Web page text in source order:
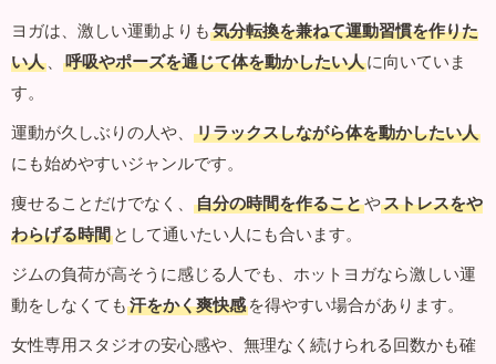
ヨガは、激しい運動よりも 気分転換を兼ねて運動習慣を作りた
い人 、 呼吸やポーズを通じて体を動かしたい人に向いていま
す。
運動が久しぶりの人や、
リラックスしながら体を動かしたい人
にも始めやすいジャンルです。
痩せることだけでなく、
自分の時間を作ることやストレスをや
わらげる時間 として通いたい人にも合います。
ジムの負荷が高そうに感じる人でも、ホットヨガなら激しい運
動をしなくても 汗をかく爽快感 を得やすい場合があります。
女性専用スタジオの安心感や、無理なく続けられる回数かも確